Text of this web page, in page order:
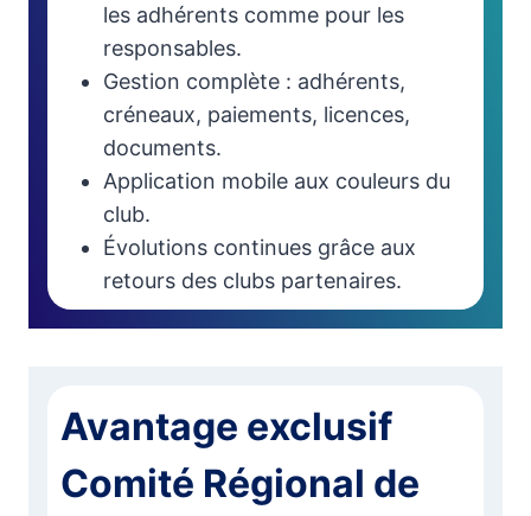
les adhérents comme pour les
responsables.
Gestion complète : adhérents,
créneaux, paiements, licences,
documents.
Application mobile aux couleurs du
club.
Évolutions continues grâce aux
retours des clubs partenaires.
Avantage exclusif
Comité Régional de